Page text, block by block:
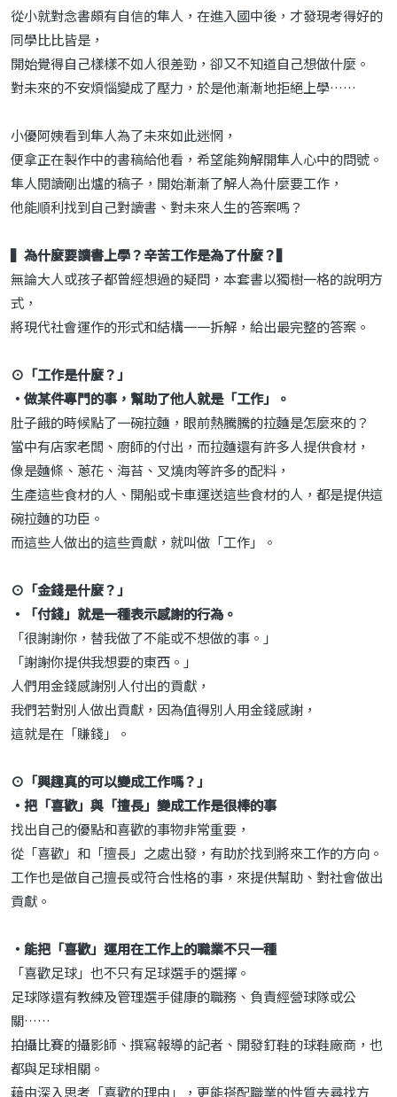
從小就對念書頗有自信的隼人，在進入國中後，才發現考得好的
同學比比皆是，
開始覺得自己樣樣不如人很差勁，卻又不知道自己想做什麼。
對未來的不安煩惱變成了壓力，於是他漸漸地拒絕上學……
小優阿姨看到隼人為了未來如此迷惘，
便拿正在製作中的書稿給他看，希望能夠解開隼人心中的問號。
隼人閱讀剛出爐的稿子，開始漸漸了解人為什麼要工作，
他能順利找到自己對讀書、對未來人生的答案嗎？
▍為什麼要讀書上學？辛苦工作是為了什麼？▍
無論大人或孩子都曾經想過的疑問，本套書以獨樹一格的說明方
式，
將現代社會運作的形式和結構一一拆解，給出最完整的答案。
⊙「工作是什麼？」
‧做某件專門的事，幫助了他人就是「工作」。
肚子餓的時候點了一碗拉麵，眼前熱騰騰的拉麵是怎麼來的？
當中有店家老闆、廚師的付出，而拉麵還有許多人提供食材，
像是麵條、蔥花、海苔、叉燒肉等許多的配料，
生產這些食材的人、開船或卡車運送這些食材的人，都是提供這
碗拉麵的功臣。
而這些人做出的這些貢獻，就叫做「工作」。
⊙「金錢是什麼？」
‧「付錢」就是一種表示感謝的行為。
「很謝謝你，替我做了不能或不想做的事。」
「謝謝你提供我想要的東西。」
人們用金錢感謝別人付出的貢獻，
我們若對別人做出貢獻，因為值得別人用金錢感謝，
這就是在「賺錢」。
⊙「興趣真的可以變成工作嗎？」
‧把「喜歡」與「擅長」變成工作是很棒的事
找出自己的優點和喜歡的事物非常重要，
從「喜歡」和「擅長」之處出發，有助於找到將來工作的方向。
工作也是做自己擅長或符合性格的事，來提供幫助、對社會做出
貢獻。
‧能把「喜歡」運用在工作上的職業不只一種
「喜歡足球」也不只有足球選手的選擇。
足球隊還有教練及管理選手健康的職務、負責經營球隊或公
關……
拍攝比賽的攝影師、撰寫報導的記者、開發釘鞋的球鞋廠商，也
都與足球相關。
藉由深入思考「喜歡的理由」，更能搭配職業的性質去尋找方